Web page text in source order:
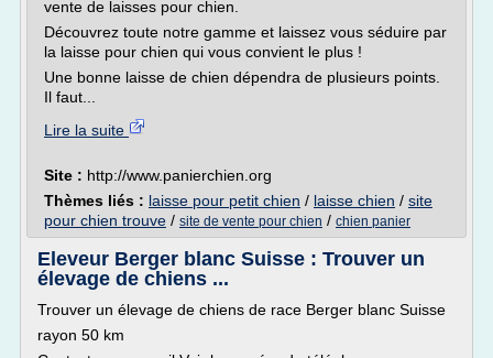
vente de laisses pour chien.
Découvrez toute notre gamme et laissez vous séduire par
la laisse pour chien qui vous convient le plus !
Une bonne laisse de chien dépendra de plusieurs points.
Il faut...
Lire la suite
Site : http://www.panierchien.org
Thèmes liés : laisse pour petit chien / laisse chien / site
pour chien trouve / site de vente pour chien / chien panier
Eleveur Berger blanc Suisse : Trouver un
élevage de chiens ...
Trouver un élevage de chiens de race Berger blanc Suisse
rayon 50 km